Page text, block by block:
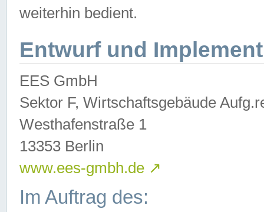
weiterhin bedient.
Entwurf und
EES GmbH
Sektor F, Wirtschaftsgebäude
Westhafenstraße 1
13353 Berlin
www.ees-gmbh.de ↗
Im Auftrag des: